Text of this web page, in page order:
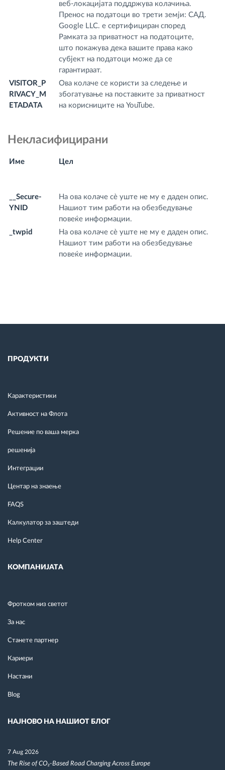
веб-локацијата поддржува колачиња.
Пренос на податоци во трети земји: САД.
Google LLC. е сертифициран според
Рамката за приватност на податоците,
што покажува дека вашите права како
субјект на податоци може да се
гарантираат.
VISITOR_P
RIVACY_M
ETADATA
Ова колаче се користи за следење и
збогатување на поставките за приватност
на корисниците на YouTube.
Некласифицирани
Име Цел
__Secure-
YNID
На ова колаче сè уште не му е даден опис.
Нашиот тим работи на обезбедување
повеќе информации.
_twpid
На ова колаче сè уште не му е даден опис.
Нашиот тим работи на обезбедување
повеќе информации.
ПРОДУКТИ
Kарактеристики
Активност на Флота
Решение по ваша мерка
решенија
Интеграции
Центар на знаење
FAQS
Калкулатор за заштеди
Help Center
КОМПАНИЈАТА
Фротком низ светот
За нас
Станете партнер
Кариери
Настани
Blog
НАЈНОВО НА НАШИОТ БЛОГ
7 Aug 2026
The Rise of CO₂-Based Road Charging Across Europe